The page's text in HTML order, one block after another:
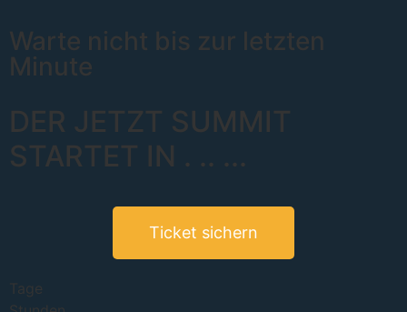
Warte nicht bis zur letzten
Minute
DER JETZT SUMMIT
STARTET IN . .. ...
Ticket sichern
Tage